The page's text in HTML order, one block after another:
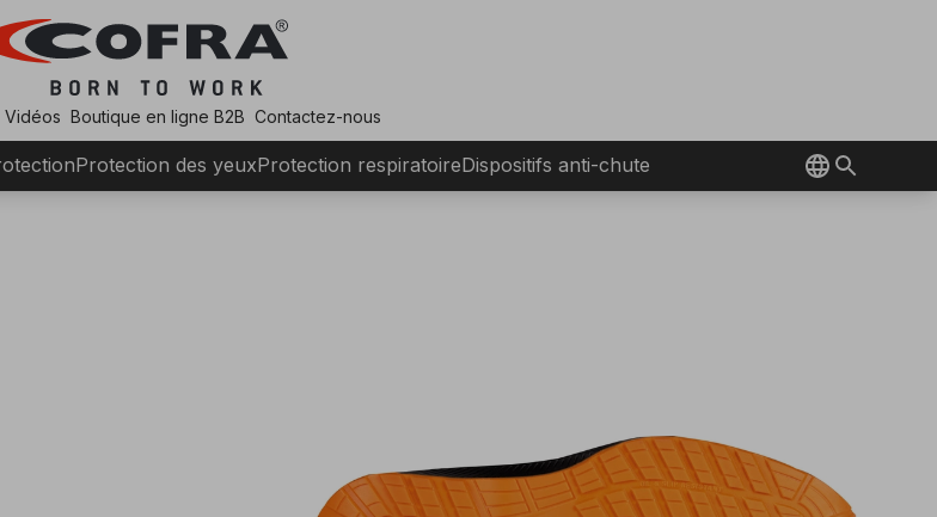
Vidéos Boutique en ligne B2B Contactez-nous
Protection des yeuxProtection respiratoireDispositifs anti-chute